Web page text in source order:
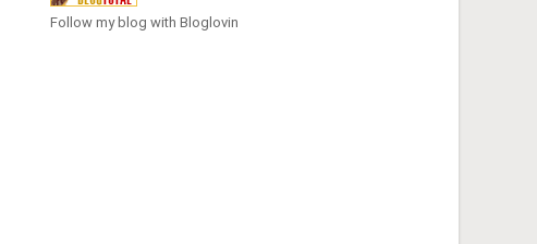
Follow my blog with Bloglovin